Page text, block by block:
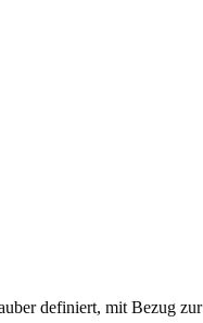
definiert, mit Bezug